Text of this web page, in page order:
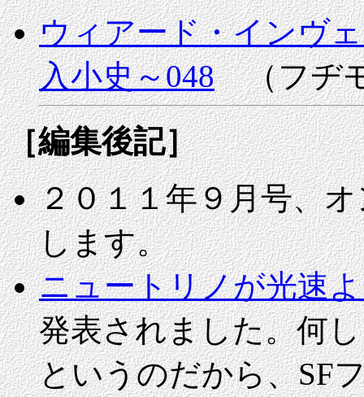
ウィアード・インヴ
入小史～048（フヂ
［編集後記］
２０１１年９月号、
します。
ニュートリノが光速
発表されました。何
というのだから、SF